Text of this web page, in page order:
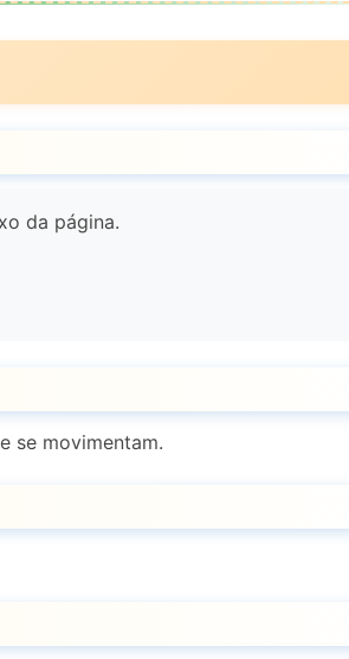
da página.
se movimentam.